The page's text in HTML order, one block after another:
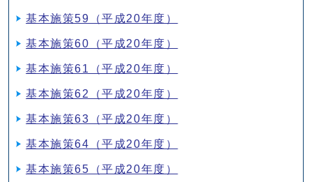
基本施策59（平成20年度）
基本施策60（平成20年度）
基本施策61（平成20年度）
基本施策62（平成20年度）
基本施策63（平成20年度）
基本施策64（平成20年度）
基本施策65（平成20年度）